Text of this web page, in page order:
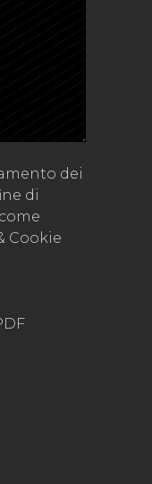
dei
di
Cookie